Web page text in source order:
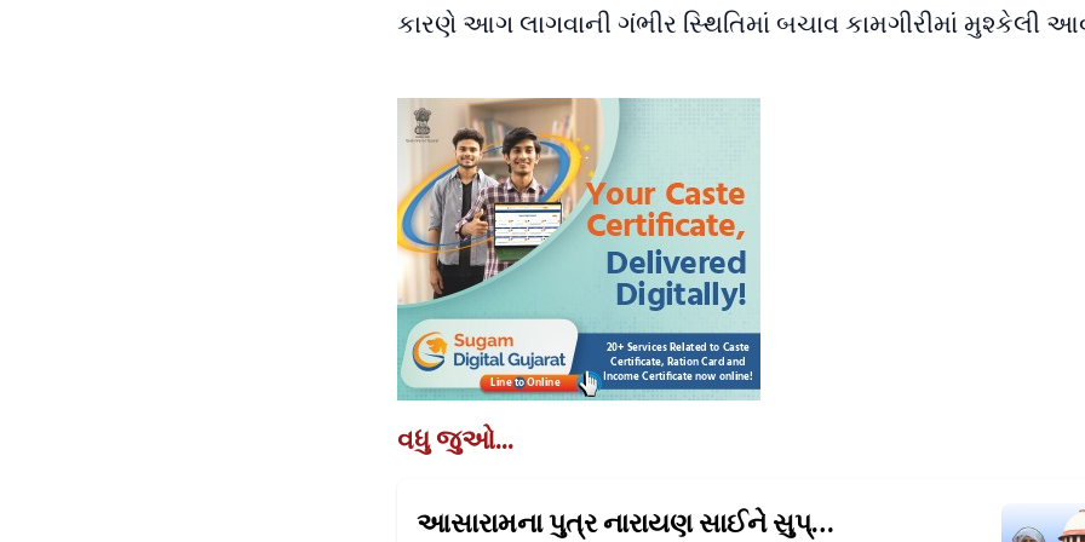
કારણે આગ લાગવાની ગંભીર સ્થિતિમાં બચાવ કામગીરીમાં મુશ્કેલી
વધુ જુઓ...
આસારામના પુત્ર નારાયણ સાઈને સુપ્રીમ કોર્ટ તરફથી મોટો